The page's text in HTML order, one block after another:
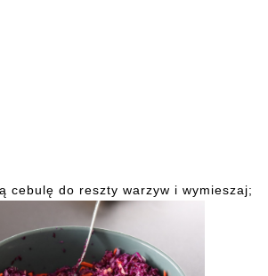
cebulę do reszty warzyw i wymieszaj;